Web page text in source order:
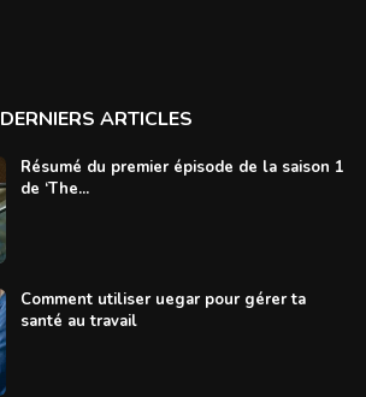
DERNIERS ARTICLES
Résumé du premier épisode de la saison 1
de ‘The...
Comment utiliser uegar pour gérer ta
santé au travail